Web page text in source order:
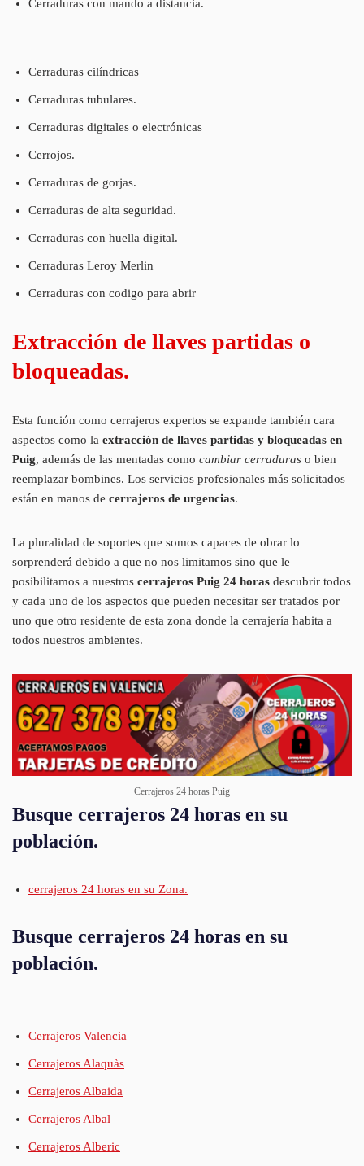
Cerraduras con mando a distancia.
Cerraduras cilíndricas
Cerraduras tubulares.
Cerraduras digitales o electrónicas
Cerrojos.
Cerraduras de gorjas.
Cerraduras de alta seguridad.
Cerraduras con huella digital.
Cerraduras Leroy Merlin
Cerraduras con codigo para abrir
Extracción de llaves partidas o
bloqueadas.
Esta función como cerrajeros expertos se expande también cara
aspectos como la extracción de llaves partidas y bloqueadas en
Puig, además de las mentadas como cambiar cerraduras o bien
reemplazar bombines. Los servicios profesionales más solicitados
están en manos de cerrajeros de urgencias.
La pluralidad de soportes que somos capaces de obrar lo
sorprenderá debido a que no nos limitamos sino que le
posibilitamos a nuestros cerrajeros Puig 24 horas descubrir todos
y cada uno de los aspectos que pueden necesitar ser tratados por
uno que otro residente de esta zona donde la cerrajería habita a
todos nuestros ambientes.
Cerrajeros 24 horas Puig
Busque cerrajeros 24 horas en su
población.
cerrajeros 24 horas en su Zona.
Busque cerrajeros 24 horas en su
población.
Cerrajeros Valencia
Cerrajeros Alaquàs
Cerrajeros Albaida
Cerrajeros Albal
Cerrajeros Alberic